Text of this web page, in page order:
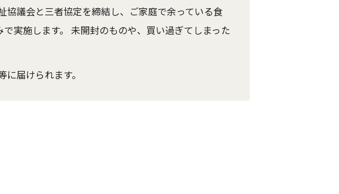
議会と三者協定を締結し、ご家庭で余っている食
実施します。 未開封のものや、買い過ぎてしまった
届けられます。